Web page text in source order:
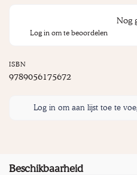
Nog
Log in om te beoordelen
ISBN
9789056175672
Log in om aan lijst toe te
Beschikbaarheid